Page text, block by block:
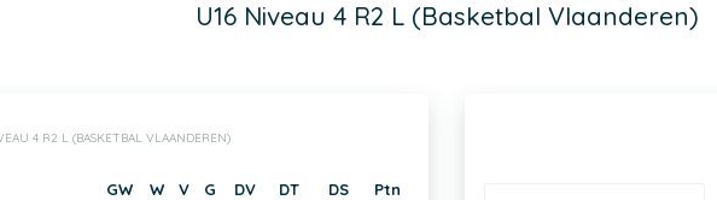
U16 Niveau 4 R2 L (Basketbal Vlaanderen)
4 R2 L (BASKETBAL VLAANDEREN)
GW W V G DV DT DS Ptn